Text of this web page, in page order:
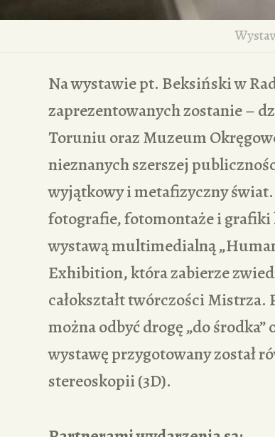
Na wystawie pt. Beksiński w
zaprezentowanych zostanie –
Toruniu oraz Muzeum
nieznanych szerszej
wyjątkowy i metafizyczny
fotografie, fotomontaże i grafiki
wystawą multimedialną
Exhibition, która zabierze
całokształt twórczości Mistrza.
można odbyć drogę „do
wystawę przygotowany został
stereoskopii (3D).